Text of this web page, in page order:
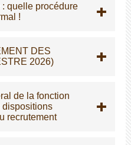
: quelle procédure
!
DES
2026)
de la fonction
dispositions
recrutement